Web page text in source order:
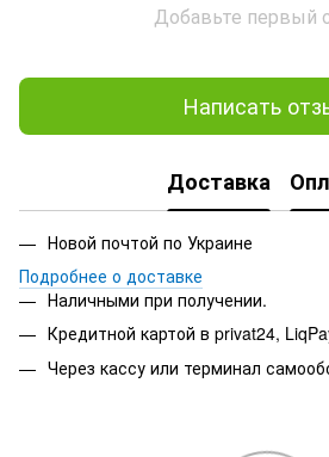
Добавьте первый
Написать
Доставка
Новой почтой по Украине
Подробнее о доставке
Наличными при получении.
Кредитной картой в privat24,
Через кассу или терминал